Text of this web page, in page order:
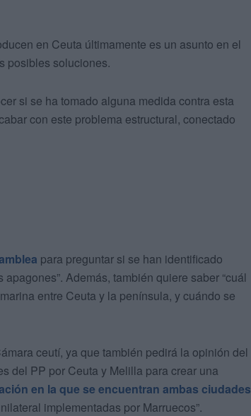
en Ceuta últimamente es un asunto en el
posibles soluciones.
si se ha tomado alguna medida contra esta
con este problema estructural, conectado
para preguntar si se han identificado
Además, también quiere saber “cuál
entre Ceuta y la península, y cuándo se
ceutí, ya que también pedirá la opinión del
del PP por Ceuta y Melilla para crear una
en la que se encuentran ambas ciudades
implementadas por Marruecos”.